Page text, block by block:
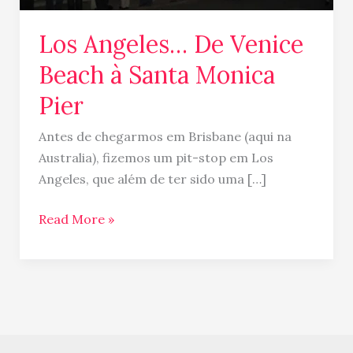
Los Angeles… De Venice
Beach à Santa Monica
Pier
Antes de chegarmos em Brisbane (aqui na
Australia), fizemos um pit-stop em Los
Angeles, que além de ter sido uma […]
Monica
Pier
Read More »